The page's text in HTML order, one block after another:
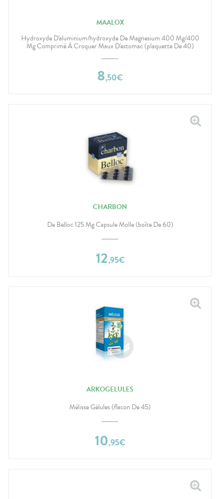
MAALOX
Hydroxyde D'aluminium/hydroxyde De Magnesium 400 Mg/400
Mg Comprimé À Croquer Maux D'estomac (plaquette De 40)
8,50€
CHARBON
De Belloc 125 Mg Capsule Molle (boîte De 60)
12,95€
ARKOGELULES
Mélisse Gélules (flacon De 45)
10,95€